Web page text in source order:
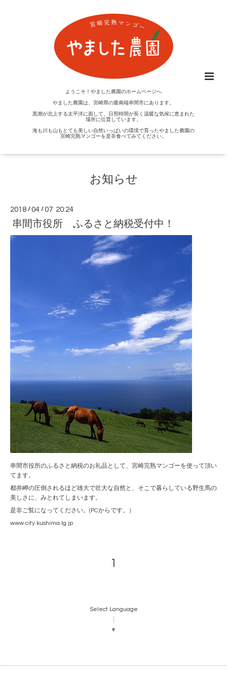
ようこそ！やました農園のホームページへ
やました農園は、宮崎県の最南端串間市にあります。
黒潮が北上する太平洋に面して、日照時間が長く温暖な気候に恵まれた
場所に位置しています。
海も川も山もとても美しい自然いっぱいの環境で育ったやました農園の
宮崎完熟マンゴーを是非食べてみてください。
お知らせ
2018 /04 /07 20:24
串間市役所 ふるさと納税受付中！
串間市役所のふるさと納税のお礼品として、宮崎完熟マンゴーを使って頂い
てます。
都井岬の圧倒されるほど雄大で壮大な自然と、そこで暮らしている野生馬の
美しさに、みとれてしまいます。
是非ご覧になってください。(PCからです。）
www.city.kushima.lg.jp
1
Select Language
▼